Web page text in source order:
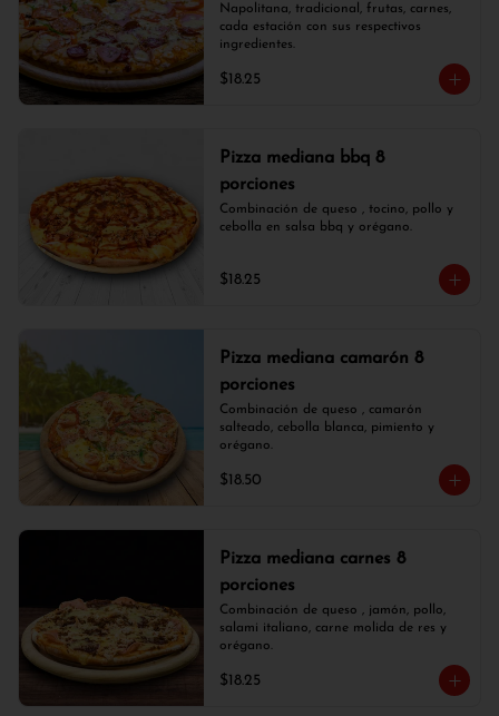
Napolitana, tradicional, frutas, carnes,
cada estación con sus respectivos
ingredientes.
$18.25
Pizza mediana bbq 8
porciones
Combinación de queso , tocino, pollo y
cebolla en salsa bbq y orégano.
$18.25
Pizza mediana camarón 8
porciones
Combinación de queso , camarón
salteado, cebolla blanca, pimiento y
orégano.
$18.50
Pizza mediana carnes 8
porciones
Combinación de queso , jamón, pollo,
salami italiano, carne molida de res y
orégano.
$18.25